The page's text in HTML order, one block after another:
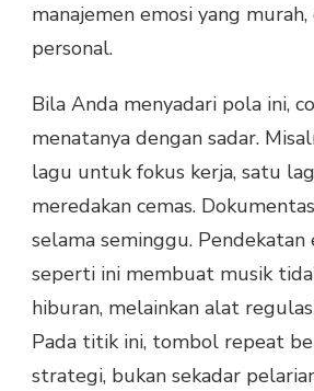
manajemen emosi yang
personal.
Bila Anda menyadari pola ini,
menatanya dengan sadar.
lagu untuk fokus kerja, satu
meredakan cemas.
selama seminggu.
seperti ini membuat musik
hiburan, melainkan alat
Pada titik ini, tombol repeat
strategi, bukan sekadar